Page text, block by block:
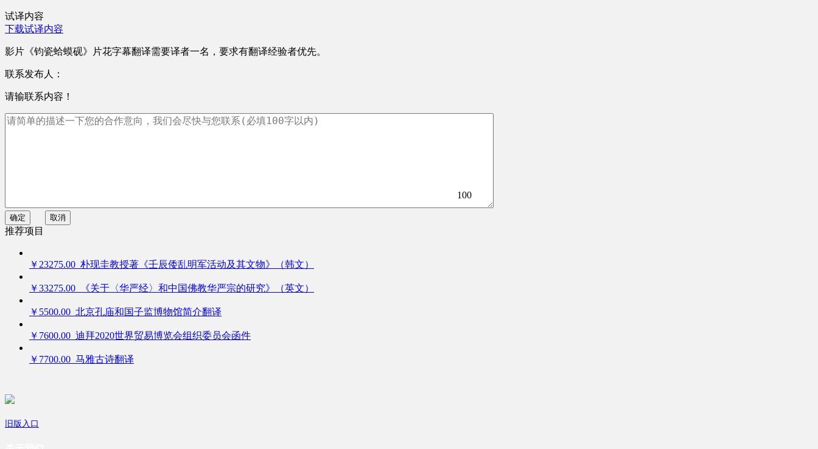
试译内容
下载试译内容
影片《钧瓷蛤蟆砚》片花字幕翻译需要译者一名，要求有翻译经验者优先。
联系发布人：
请输联系内容！
100
确定 取消
推荐项目
￥23275.00 朴现圭教授著《壬辰倭乱明军活动及其文物》（韩文）
￥33275.00 《关于〈华严经〉和中国佛教华严宗的研究》（英文）
￥5500.00 北京孔庙和国子监博物馆简介翻译
￥7600.00 迪拜2020世界贸易博览会组织委员会函件
￥7700.00 马雅古诗翻译
旧版入口